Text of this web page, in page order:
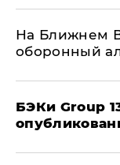
На Ближнем
оборонный
​БЭКи Group